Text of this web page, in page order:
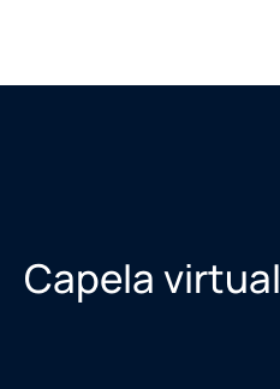
Capela virtual